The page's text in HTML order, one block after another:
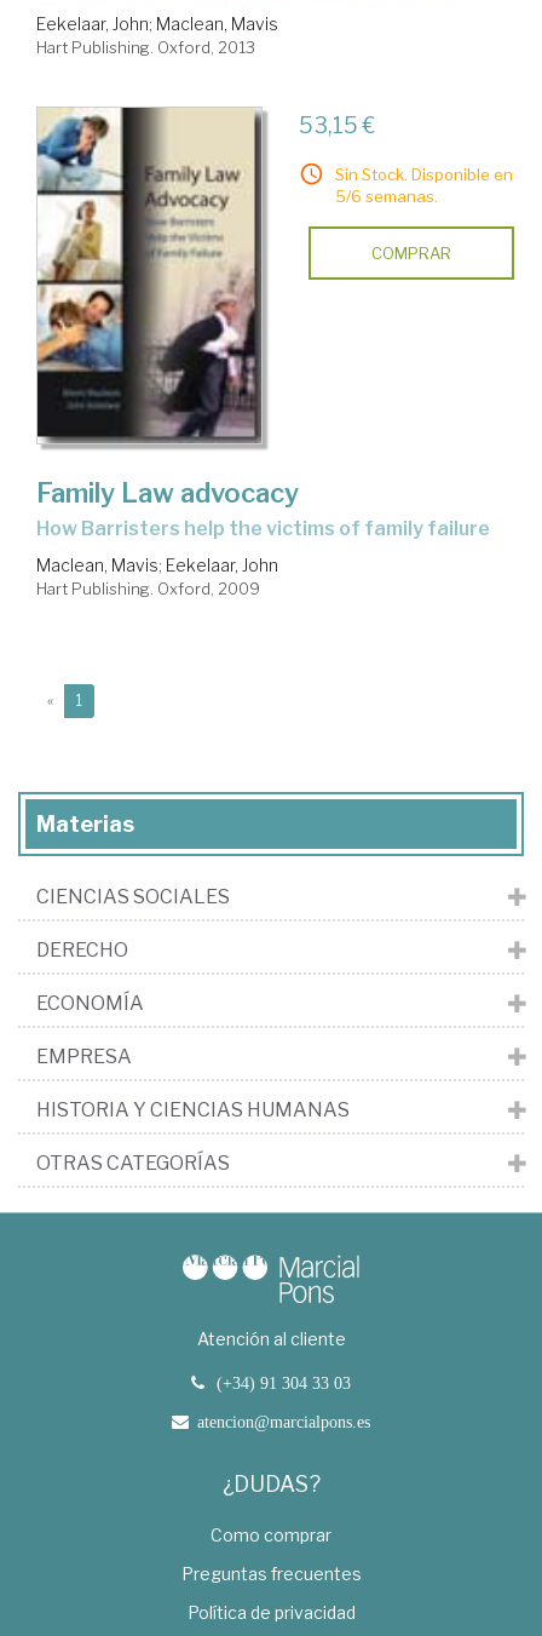
Eekelaar, John; Maclean, Mavis
Hart Publishing. Oxford, 2013
53,15 €
Sin Stock. Disponible en
5/6 semanas.
COMPRAR
Family Law advocacy
how Barristers help the victims of family failure
Maclean, Mavis; Eekelaar, John
Hart Publishing. Oxford, 2009
« 1
Materias
CIENCIAS SOCIALES
DERECHO
ECONOMÍA
EMPRESA
HISTORIA Y CIENCIAS HUMANAS
OTRAS CATEGORÍAS
Atención al cliente
(+34) 91 304 33 03
atencion@marcialpons.es
¿DUDAS?
Como comprar
Preguntas frecuentes
Política de privacidad